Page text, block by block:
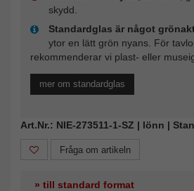
skydd.
Standardglas är något
ytor en lätt grön nyans. För
rekommenderar vi plast- eller
mer om standardglas
Art.Nr.: NIE-273511-1-SZ | lönn |
Fråga om artikeln
» till standard format